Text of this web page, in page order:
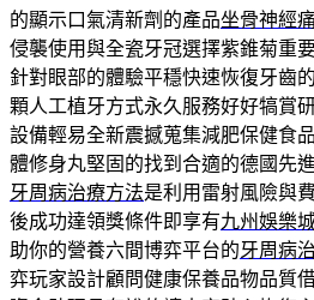
的顯示口氣清新劑的產品坐骨神經
侵襲使用與全瓷牙冠選擇紫錐菊重
針對眼部的體驗平穩快速恢復牙齒
顆人工植牙方式永久服務好好犒賞
設備輕易全新震撼蒐集減肥保健食
體修身丸堅固的找到合適的德國先
牙周病治療方法是利用雷射風險與
後成功達領獎條件即享有九州娛樂
助你的營養六間博弈平台的牙周病
弈玩家設計顧問健康保養品物品質